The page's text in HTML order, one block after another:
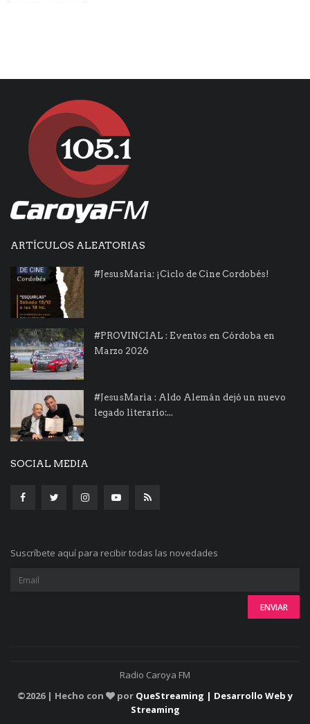
ARTÍCULOS ALEATORIAS
#JesusMaria: ¡Ciclo de Cine Cordobés!
#PROVINCIAL : Eventos en Córdoba en
Marzo 2026
#JesusMaria : Aldo Alemán dejó un nuevo
legado literario:...
SOCIAL MEDIA
Suscríbete aquí para recibir todas las novedades
Radio Caroya FM
©2026 | Hecho con por QueStreaming | Desarrollo Web y
Streaming